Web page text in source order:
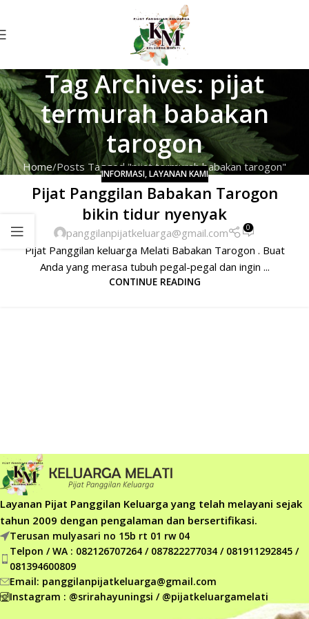
Tag Archives: pijat
termurah babakan
tarogon
Home Posts Tagged "pijat termurah babakan tarogon"
INFORMASI,LAYANAN KAMI
Pijat Panggilan Babakan Tarogon
bikin tidur nyenyak
panggilanpijatkeluarga@gmail.com 0
Pijat Panggilan keluarga Melati Babakan Tarogon . Buat
Anda yang merasa tubuh pegal-pegal dan ingin ...
CONTINUE READING
Layanan Pijat Panggilan Keluarga yang telah melayani sejak
tahun 2009 dengan pengalaman dan bersertifikasi.
Terusan mulyasari no 15b rt 01 rw 04
Telpon / WA : 082126707264 / 087822277034 / 081911292845 /
081394600809
Email: panggilanpijatkeluarga@gmail.com
Instagram : @srirahayuningsi / @pijatkeluargamelati